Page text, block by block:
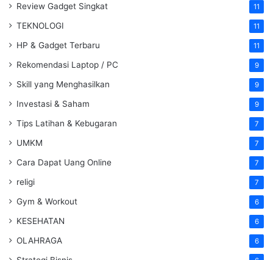
Review Gadget Singkat 11
TEKNOLOGI 11
HP & Gadget Terbaru 11
Rekomendasi Laptop / PC 9
Skill yang Menghasilkan 9
Investasi & Saham 9
Tips Latihan & Kebugaran 7
UMKM 7
Cara Dapat Uang Online 7
religi 7
Gym & Workout 6
KESEHATAN 6
OLAHRAGA 6